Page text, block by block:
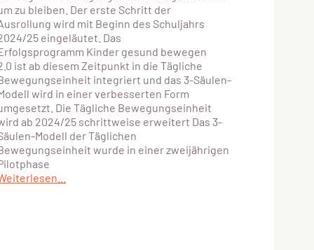
zu bleiben. Der erste Schritt der
wird mit Beginn des Schuljahrs
25 eingeläutet. Das
Kinder gesund bewegen
ist ab diesem Zeitpunkt in die Tägliche
integriert und das 3-Säulen-
wird in einer verbesserten Form
Die Tägliche Bewegungseinheit
ab 2024/25 schrittweise erweitert Das 3-
Modell der Täglichen
wurde in einer zweijährigen